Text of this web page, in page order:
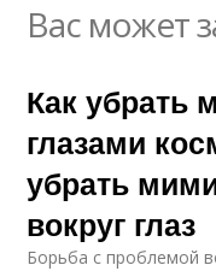
Вас может
Как убрать
глазами
убрать
вокруг глаз
Борьба с проблемой